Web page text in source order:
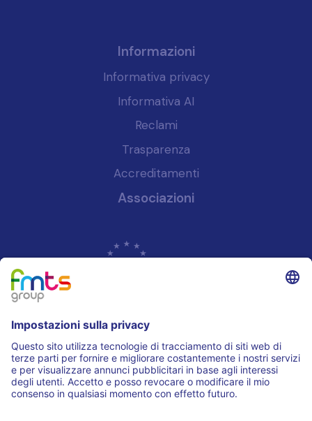
Informazioni
Informativa privacy
Informativa AI
Reclami
Trasparenza
Accreditamenti
Associazioni